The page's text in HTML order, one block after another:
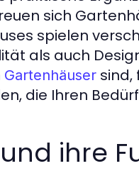
sich
spielen
als auch
Gartenhäuser sind,
die Ihren
ihre